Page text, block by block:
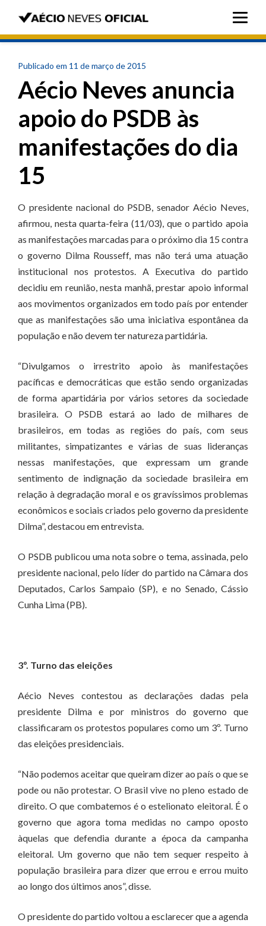
Publicado em 11 de março de 2015
Aécio Neves anuncia
apoio do PSDB às
manifestações do dia
15
O presidente nacional do PSDB, senador Aécio Neves,
afirmou, nesta quarta-feira (11/03), que o partido apoia
as manifestações marcadas para o próximo dia 15 contra
o governo Dilma Rousseff, mas não terá uma atuação
institucional nos protestos. A Executiva do partido
decidiu em reunião, nesta manhã, prestar apoio informal
aos movimentos organizados em todo país por entender
que as manifestações são uma iniciativa espontânea da
população e não devem ter natureza partidária.
“Divulgamos o irrestrito apoio às manifestações
pacíficas e democráticas que estão sendo organizadas
de forma apartidária por vários setores da sociedade
brasileira. O PSDB estará ao lado de milhares de
brasileiros, em todas as regiões do país, com seus
militantes, simpatizantes e várias de suas lideranças
nessas manifestações, que expressam um grande
sentimento de indignação da sociedade brasileira em
relação à degradação moral e os gravíssimos problemas
econômicos e sociais criados pelo governo da presidente
Dilma”, destacou em entrevista.
O PSDB publicou uma nota sobre o tema, assinada, pelo
presidente nacional, pelo líder do partido na Câmara dos
Deputados, Carlos Sampaio (SP), e no Senado, Cássio
Cunha Lima (PB).
3º. Turno das eleições
Aécio Neves contestou as declarações dadas pela
presidente Dilma e por ministros do governo que
classificaram os protestos populares como um 3º. Turno
das eleições presidenciais.
“Não podemos aceitar que queiram dizer ao país o que se
pode ou não protestar. O Brasil vive no pleno estado de
direito. O que combatemos é o estelionato eleitoral. É o
governo que agora toma medidas no campo oposto
àquelas que defendia durante a época da campanha
eleitoral. Um governo que não tem sequer respeito à
população brasileira para dizer que errou e errou muito
ao longo dos últimos anos”, disse.
O presidente do partido voltou a esclarecer que a agenda